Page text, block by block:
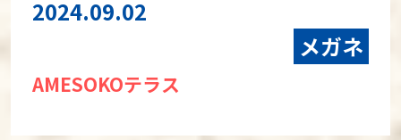
2024.09.02
メガネ
AMESOKOテラス